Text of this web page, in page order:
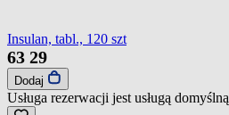
Insulan, tabl., 120 szt
63 29
Dodaj
Usługa rezerwacji jest usługą domyślną